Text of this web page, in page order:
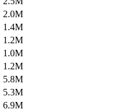
2.0M
1.4M
1.2M
1.0M
1.2M
5.8M
5.3M
6.9M